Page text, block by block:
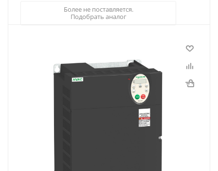
Более не поставляется.
Подобрать аналог